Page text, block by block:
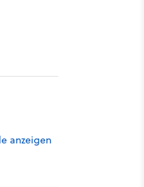
anzeigen